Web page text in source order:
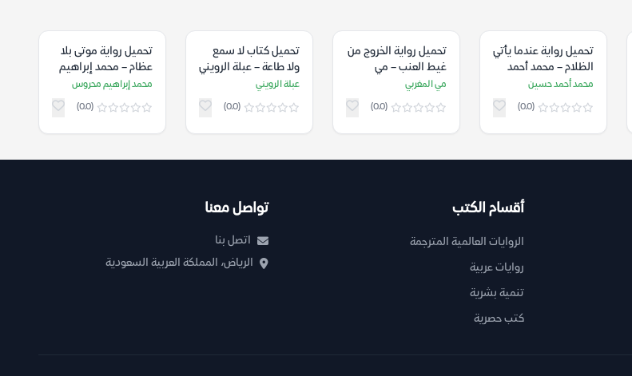
تحميل رواية عندما يأتي
الظلام – محمد أحمد
حسين
محمد أحمد حسين
(0.0)
تحميل رواية الخروج من
غيط العنب – مي
المغربي
مي المغربي
(0.0)
تحميل كتاب لا سمع
ولا طاعة – عبلة الرويني
عبلة الرويني
(0.0)
تحميل رواية موتى بلا
عظام – محمد إبراهيم
محروس
محمد إبراهيم محروس
(0.0)
أقسام الكتب
الروايات العالمية المترجمة
روايات عربية
تنمية بشرية
كتب حصرية
تواصل معنا
اتصل بنا
الرياض، المملكة العربية السعودية